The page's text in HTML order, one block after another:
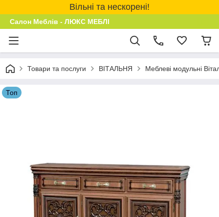
Вільні та нескорені!
Салон Меблів - ЛЮКС МЕБЛІ
Товари та послуги ВІТАЛЬНЯ Меблеві модульні
Топ